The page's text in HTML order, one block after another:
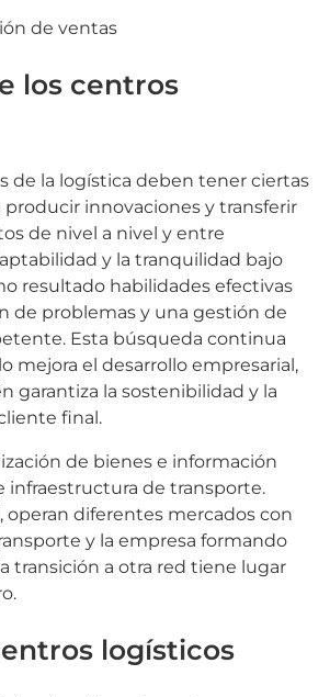
de ventas
los centros
de la logística deben tener ciertas
producir innovaciones y transferir
de nivel a nivel y entre
y la tranquilidad bajo
resultado habilidades efectivas
de problemas y una gestión de
Esta búsqueda continua
mejora el desarrollo empresarial,
garantiza la sostenibilidad y la
final.
de bienes e información
infraestructura de transporte.
operan diferentes mercados con
y la empresa formando
transición a otra red tiene lugar
logísticos